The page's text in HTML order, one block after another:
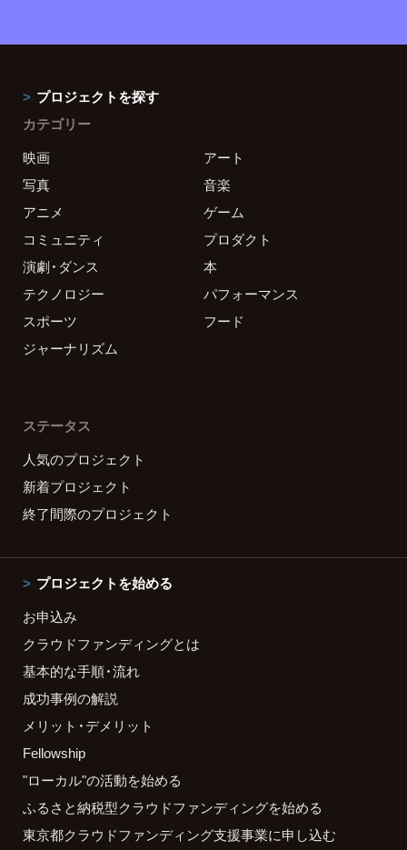
プロジェクトを探す
カテゴリー
映画
アート
写真
音楽
アニメ
ゲーム
コミュニティ
プロダクト
演劇・ダンス
本
テクノロジー
パフォーマンス
スポーツ
フード
ジャーナリズム
ステータス
人気のプロジェクト
新着プロジェクト
終了間際のプロジェクト
プロジェクトを始める
お申込み
クラウドファンディングとは
基本的な手順・流れ
成功事例の解説
メリット・デメリット
Fellowship
"ローカル"の活動を始める
ふるさと納税型クラウドファンディングを始める
東京都クラウドファンディング支援事業に申し込む